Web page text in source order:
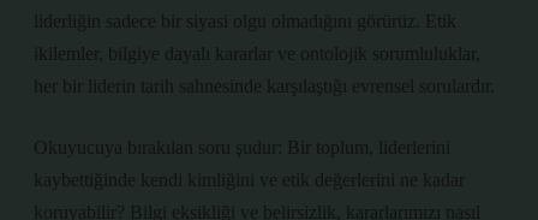
liderliğin sadece bir siyasi olgu olmadığını görürüz. Etik
ikilemler, bilgiye dayalı kararlar ve ontolojik sorumluluklar,
her bir liderin tarih sahnesinde karşılaştığı evrensel sorulardır.
Okuyucuya bırakılan soru şudur: Bir toplum, liderlerini
kaybettiğinde kendi kimliğini ve etik değerlerini ne kadar
koruyabilir? Bilgi eksikliği ve belirsizlik, kararlarımızı nasıl